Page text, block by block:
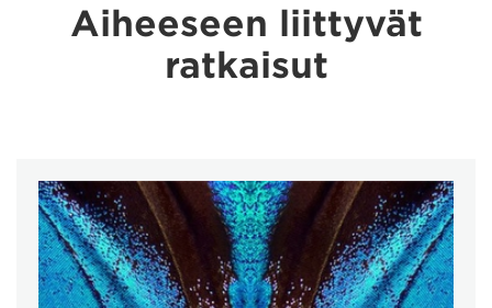
Aiheeseen liittyvät
ratkaisut